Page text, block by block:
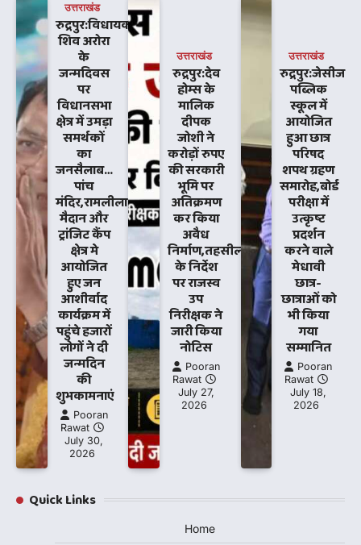
उत्तराखंड
रुद्रपुर:विधायक
शिव अरोरा
के
जन्मदिवस
पर
विधानसभा
क्षेत्र में उमड़ा
समर्थकों
का
जनसैलाब…
पांच
मंदिर,रामलीला
मैदान और
ट्रांजिट कैंप
क्षेत्र मे
आयोजित
हुए जन
आशीर्वाद
कार्यक्रम में
पहुंचे हजारों
लोगों ने दी
जन्मदिन
की
शुभकामनाएं
Pooran
Rawat
July 30,
2026
उत्तराखंड
रुद्रपुर:देव
होम्स के
मालिक
दीपक
जोशी ने
करोड़ों रुपए
की सरकारी
भूमि पर
अतिक्रमण
कर किया
अवैध
निर्माण,तहसीलदार
के निर्देश
पर राजस्व
उप
निरीक्षक ने
जारी किया
नोटिस
Pooran
Rawat
July 27,
2026
उत्तराखंड
रुद्रपुर:जेसीज
पब्लिक
स्कूल में
आयोजित
हुआ छात्र
परिषद
शपथ ग्रहण
समारोह,बोर्ड
परीक्षा में
उत्कृष्ट
प्रदर्शन
करने वाले
मेधावी
छात्र-
छात्राओं को
भी किया
गया
सम्मानित
Pooran
Rawat
July 18,
2026
Quick Links
Home